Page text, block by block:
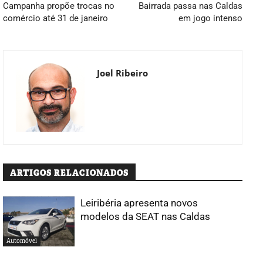
Campanha propõe trocas no
comércio até 31 de janeiro
Bairrada passa nas Caldas
em jogo intenso
Joel Ribeiro
ARTIGOS RELACIONADOS
Automóvel
Leiribéria apresenta novos
modelos da SEAT nas Caldas